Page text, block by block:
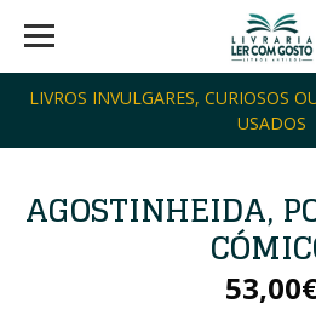
LIVROS INVULGARES, CURIOSOS
USADOS
AGOSTINHEIDA,